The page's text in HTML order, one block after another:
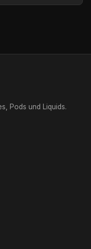
Pods und Liquids.